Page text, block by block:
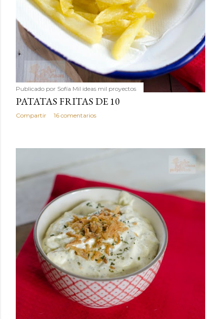
Publicado por Sofía Mil ideas mil proyectos
PATATAS FRITAS DE 10
Compartir 16 comentarios